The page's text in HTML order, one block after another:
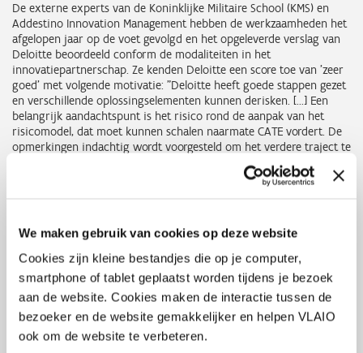
We maken gebruik van cookies op deze website
Cookies zijn kleine bestandjes die op je computer,
smartphone of tablet geplaatst worden tijdens je bezoek
aan de website. Cookies maken de interactie tussen de
bezoeker en de website gemakkelijker en helpen VLAIO
ook om de website te verbeteren.
De externe experts van de Koninklijke Militaire School (KMS) en
Addestino Innovation Management hebben de werkzaamheden het
afgelopen jaar op de voet gevolgd en het opgeleverde verslag van
Deloitte beoordeeld conform de modaliteiten in het
innovatiepartnerschap. Ze kenden Deloitte een score toe van 'zeer
goed' met volgende motivatie: "Deloitte heeft goede stappen gezet
en verschillende oplossingselementen kunnen derisken. [...] Een
belangrijk aandachtspunt is het risico rond de aanpak van het
risicomodel, dat moet kunnen schalen naarmate CATE vordert. De
opmerkingen indachtig wordt voorgesteld om het verdere traject te
gunnen aan Deloitte, waarbij de conceptuele uitwerking van het
name Fase 1, in de juiste richting te sturen.
Fase 1: uitwerken van het risicomodel,
aangevuld met dataverzameling en
gestructureerde informatie-extractie
Deloitte is, aansluitend aan de werkzaamheden in Fase 0, in maart